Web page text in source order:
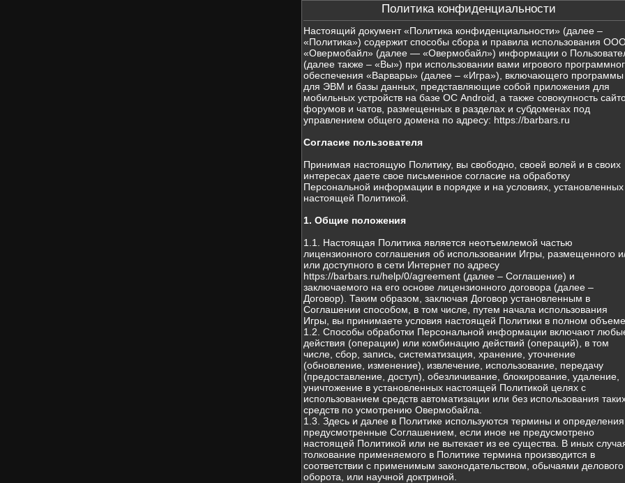
Политика конфиденциальности
Настоящий документ «Политика конфиденциальности» (далее –
«Политика») содержит способы сбора и правила использования
«Овермобайл» (далее — «Овермобайл») информации о
(далее также – «Вы») при использовании вами игрового
обеспечения «Варвары» (далее – «Игра»), включающего программы
для ЭВМ и базы данных, представляющие собой приложения для
мобильных устройств на базе ОС Android, а также совокупность
форумов и чатов, размещенных в разделах и субдоменах под
управлением общего домена по адресу: https://barbars.ru
Согласие пользователя
Принимая настоящую Политику, вы свободно, своей волей и в своих
интересах даете свое письменное согласие на обработку
Персональной информации в порядке и на условиях, установленных
настоящей Политикой.
1. Общие положения
1.1. Настоящая Политика является неотъемлемой частью
лицензионного соглашения об использовании Игры, размещенного
или доступного в сети Интернет по адресу
https://barbars.ru/help/0/agreement (далее – Соглашение) и
заключаемого на его основе лицензионного договора (далее –
Договор). Таким образом, заключая Договор установленным в
Соглашении способом, в том числе, путем начала использования
Игры, вы принимаете условия настоящей Политики в полном объеме.
1.2. Способы обработки Персональной информации включают
действия (операции) или комбинацию действий (операций), в том
числе, сбор, запись, систематизация, хранение, уточнение
(обновление, изменение), извлечение, использование, передачу
(предоставление, доступ), обезличивание, блокирование, удаление,
уничтожение в установленных настоящей Политикой целях с
использованием средств автоматизации или без использования
средств по усмотрению Овермобайла.
1.3. Здесь и далее в Политике используются термины и определения,
предусмотренные Соглашением, если иное не предусмотрено
настоящей Политикой или не вытекает из ее существа. В иных
толкование применяемого в Политике термина производится в
соответствии с применимым законодательством, обычаями делового
оборота, или научной доктриной.